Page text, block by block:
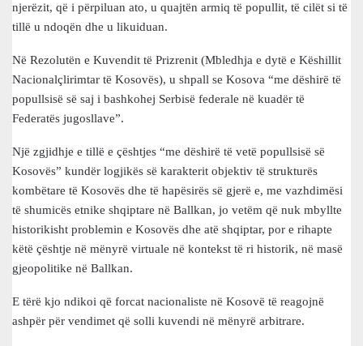
njerëzit, që i përpiluan ato, u quajtën armiq të popullit, të cilët si të
tillë u ndoqën dhe u likuiduan.
Në Rezolutën e Kuvendit të Prizrenit (Mbledhja e dytë e Këshillit
Nacionalçlirimtar të Kosovës), u shpall se Kosova “me dëshirë të
popullsisë së saj i bashkohej Serbisë federale në kuadër të
Federatës jugosllave”.
Një zgjidhje e tillë e çështjes “me dëshirë të vetë popullsisë së
Kosovës” kundër logjikës së karakterit objektiv të strukturës
kombëtare të Kosovës dhe të hapësirës së gjerë e, me vazhdimësi
të shumicës etnike shqiptare në Ballkan, jo vetëm që nuk mbyllte
historikisht problemin e Kosovës dhe atë shqiptar, por e rihapte
këtë çështje në mënyrë virtuale në kontekst të ri historik, në masë
gjeopolitike në Ballkan.
E tërë kjo ndikoi që forcat nacionaliste në Kosovë të reagojnë
ashpër për vendimet që solli kuvendi në mënyrë arbitrare.